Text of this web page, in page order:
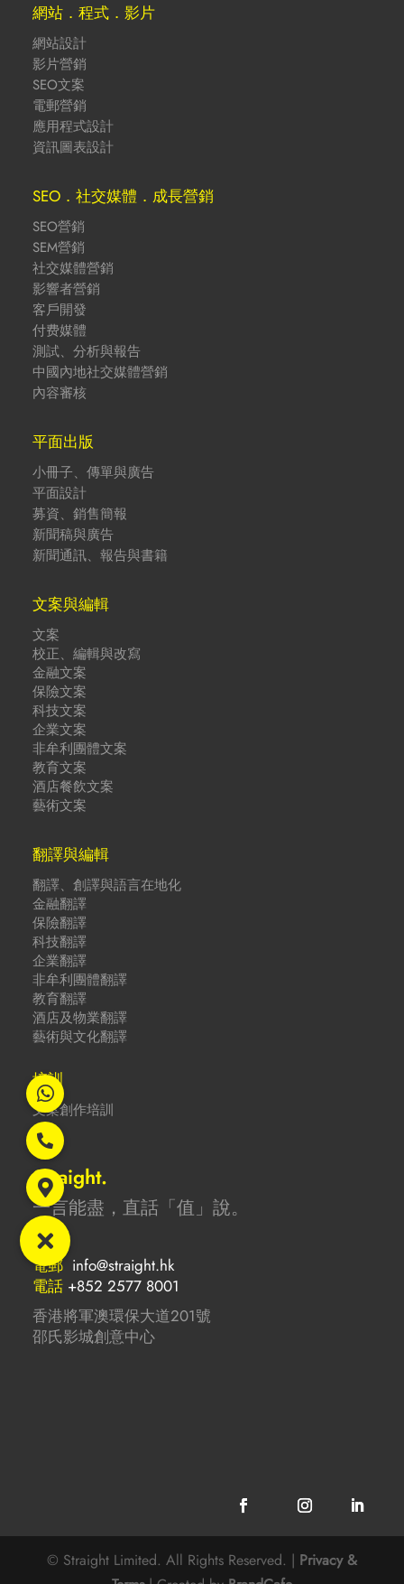
網站．程式．影片
網站設計
影片營銷
SEO文案
電郵營銷
應用程式設計
資訊圖表設計
SEO．社交媒體．成長營銷
SEO營銷
SEM營銷
社交媒體營銷
影響者營銷
客戶開發
付费媒體
測試、分析與報告
中國內地社交媒體營銷
內容審核
平面出版
小冊子、傳單與廣告
平面設計
募資、銷售簡報
新聞稿與廣告
新聞通訊、報告與書籍
文案與編輯
文案
校正、編輯與改寫
金融文案
保險文案
科技文案
企業文案
非牟利團體文案
教育文案
酒店餐飲文案
藝術文案
翻譯與編輯
翻譯、創譯與語言在地化
金融翻譯
保險翻譯
科技翻譯
企業翻譯
非牟利團體翻譯
教育翻譯
酒店及物業翻譯
藝術與文化翻譯
培訓
文案創作培訓
Straight.
一言能盡，直話「值」說。
電郵 info@straight.hk
電話 +852 2577 8001
香港將軍澳環保大道201號
邵氏影城創意中心
© Straight Limited. All Rights Reserved. | Privacy &